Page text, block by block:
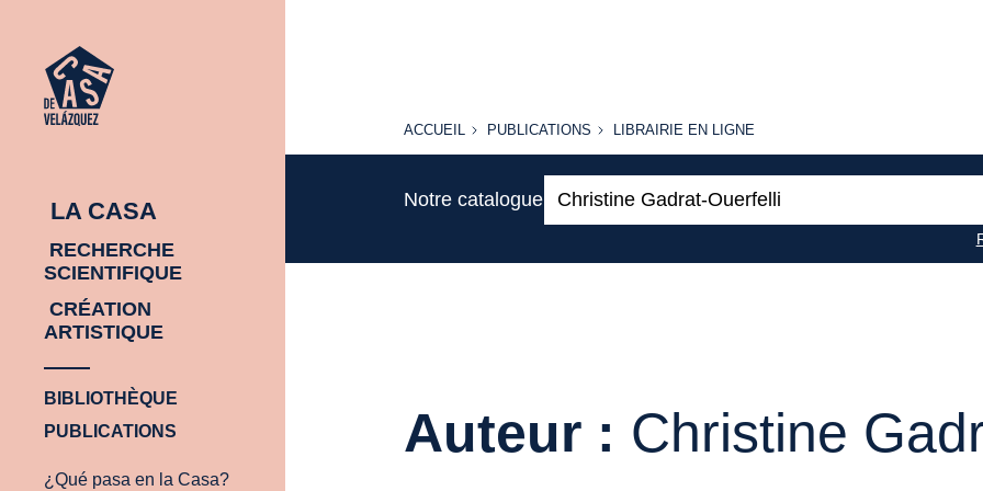
LA CASA
RECHERCHE
SCIENTIFIQUE
CRÉATION
ARTISTIQUE
BIBLIOTHÈQUE
PUBLICATIONS
¿Qué pasa en la Casa?
ACCUEIL
ACCUEIL PUBLICATIONS
PUBLICATIONS
LIBRAIRIE
LIBRAIRIE EN LIGNE
Notre catalogue:
Auteur : Christine